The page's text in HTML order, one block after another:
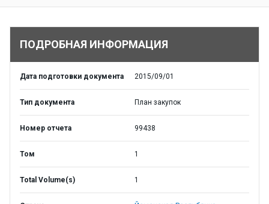
ПОДРОБНАЯ ИНФОРМАЦИЯ
Дата подготовки документа 2015/09/01
Тип документа План закупок
Номер отчета 99438
Том 1
Total Volume(s) 1